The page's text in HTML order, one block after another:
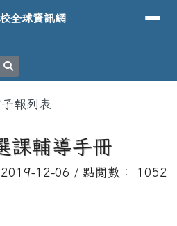
中等學校全球資
全球資訊網
報列表
課輔導手冊
12-06 / 點閱數： 1052